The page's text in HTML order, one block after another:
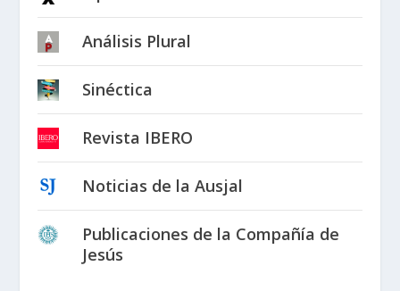
Análisis Plural
Sinéctica
Revista IBERO
Noticias de la Ausjal
Publicaciones de la Compañía de
Jesús